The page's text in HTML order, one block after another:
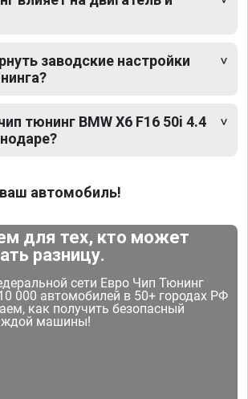
заводские настройки
тюнинг BMW X6 F16 50i 4.4
автомобиль!
для тех, кто может
разницу.
сети Евро Чип Тюнинг
000 автомобилей в 50+ городах РФ
как получить безопасный
машины!